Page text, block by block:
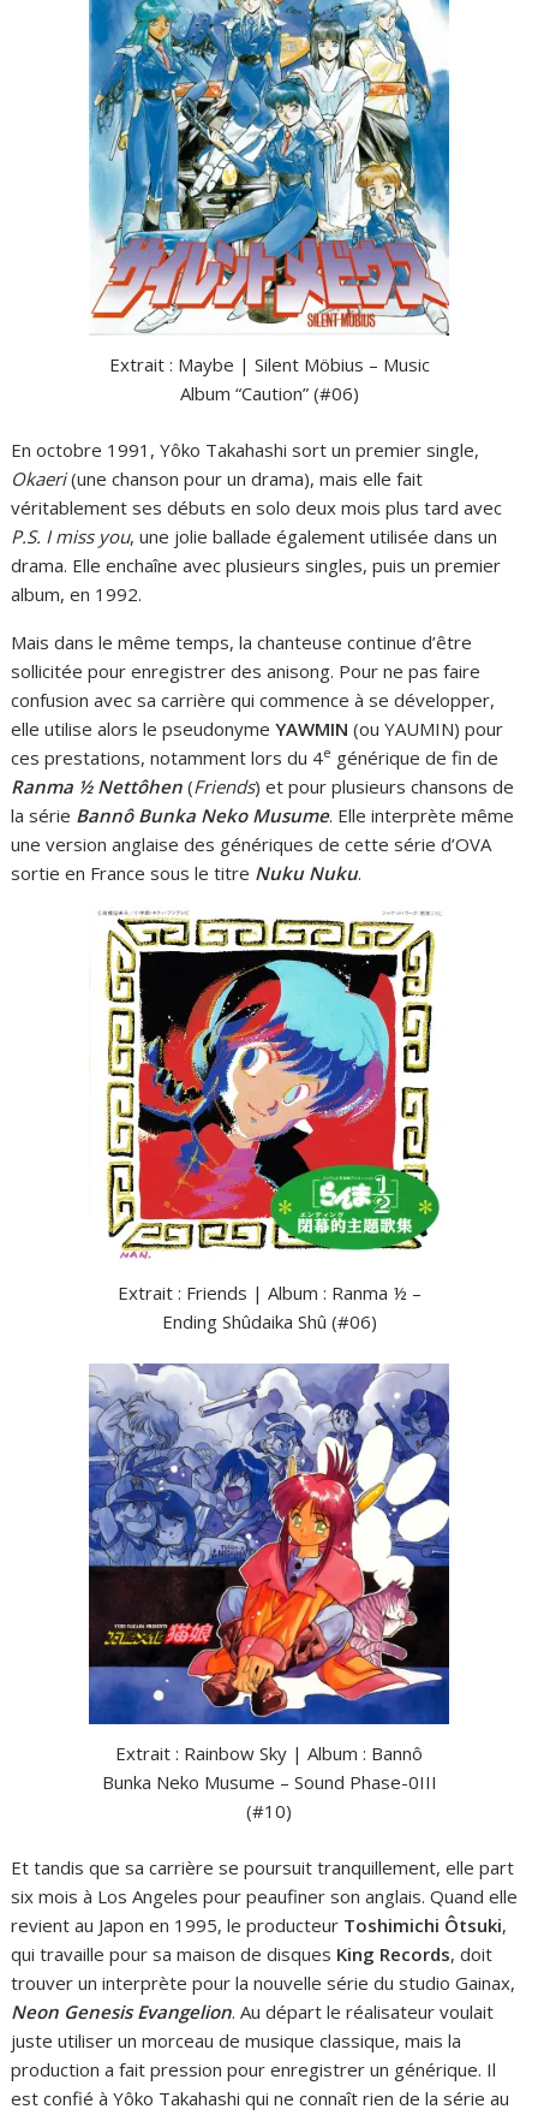
Extrait : Maybe | Silent Möbius – Music
Album “Caution” (#06)
En octobre 1991, Yôko Takahashi sort un premier single,
Okaeri(une chanson pour un drama), mais elle fait
véritablement ses débuts en solo deux mois plus tard avec
P.S. I miss you, une jolie ballade également utilisée dans un
drama. Elle enchaîne avec plusieurs singles, puis un premier
album, en 1992.
Mais dans le même temps, la chanteuse continue d’être
sollicitée pour enregistrer des anisong. Pour ne pas faire
confusion avec sa carrière qui commence à se développer,
elle utilise alors le pseudonymeYAWMIN (ou YAUMIN) pour
ces prestations, notamment lors du 4e générique de fin de
Ranma ½ Nettôhen (Friends) et pour plusieurs chansons de
la série Bannô Bunka Neko Musume. Elle interprète même
une version anglaise des génériques de cette série d’OVA
sortie en France sous le titre Nuku Nuku.
Extrait : Friends | Album : Ranma ½ –
Ending Shûdaika Shû (#06)
Extrait : Rainbow Sky | Album : Bannô
Bunka Neko Musume – Sound Phase-0III
(#10)
Et tandis que sa carrière se poursuit tranquillement, elle part
six mois à Los Angeles pour peaufiner son anglais. Quand elle
revient au Japon en 1995, le producteur Toshimichi Ôtsuki,
qui travaille pour sa maison de disques King Records, doit
trouver un interprète pour la nouvelle série du studio Gainax,
Neon Genesis Evangelion. Au départ le réalisateur voulait
juste utiliser un morceau de musique classique, mais la
production a fait pression pour enregistrer un générique. Il
est confié à Yôko Takahashi qui ne connaît rien de la série au